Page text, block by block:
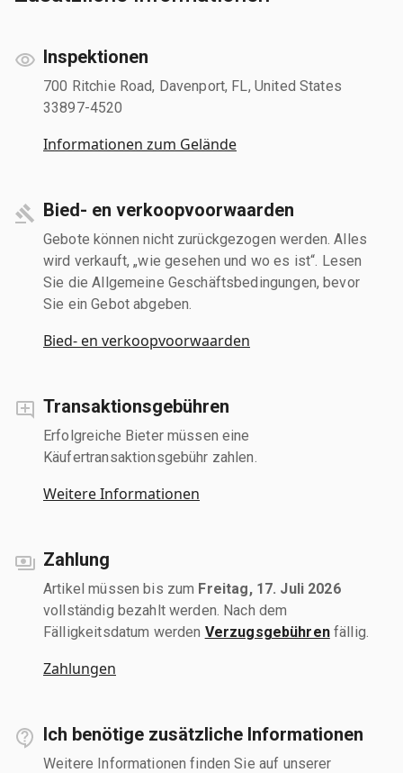
Inspektionen
700 Ritchie Road, Davenport, FL, United States
33897-4520
Informationen zum Gelände
Bied- en verkoopvoorwaarden
Gebote können nicht zurückgezogen werden. Alles
wird verkauft, „wie gesehen und wo es ist“. Lesen
Sie die Allgemeine Geschäftsbedingungen, bevor
Sie ein Gebot abgeben.
Bied- en verkoopvoorwaarden
Transaktionsgebühren
Erfolgreiche Bieter müssen eine
Käufertransaktionsgebühr zahlen.
Weitere Informationen
Zahlung
Artikel müssen bis zum Freitag, 17. Juli 2026
vollständig bezahlt werden. Nach dem
Fälligkeitsdatum werden Verzugsgebührenfällig.
Zahlungen
Ich benötige zusätzliche Informationen
Weitere Informationen finden Sie auf unserer